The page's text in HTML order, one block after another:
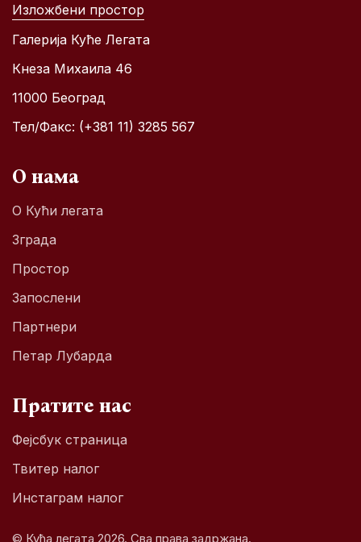
Изложбени простор
Галерија Куће Легата
Кнеза Михаила 46
11000 Београд
Тел/Факс: (+381 11) 3285 567
О нама
О Кући легата
Зграда
Простор
Запослени
Партнери
Петар Лубарда
Пратите нас
Фејсбук страница
Твитер налог
Инстаграм налог
© Кућа легата 2026. Сва права задржана.